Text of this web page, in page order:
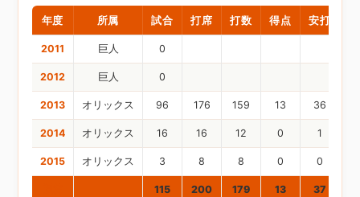
年度 所属 試合 打席 打数 得点 安打
2011 巨人 0
2012 巨人 0
2013 オリックス 96 176 159 13 36
2014 オリックス 16 16 12 0 1
2015 オリックス 3 8 8 0 0
115 200 179 13 37